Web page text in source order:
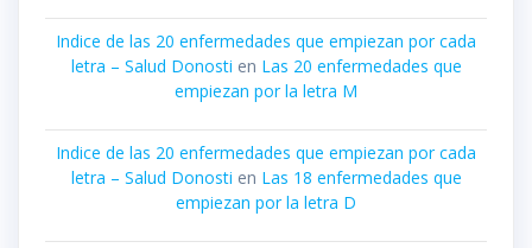
Indice de las 20 enfermedades que empiezan por cada
letra – Salud Donosti en Las 20 enfermedades que
empiezan por la letra M
Indice de las 20 enfermedades que empiezan por cada
letra – Salud Donosti en Las 18 enfermedades que
empiezan por la letra D